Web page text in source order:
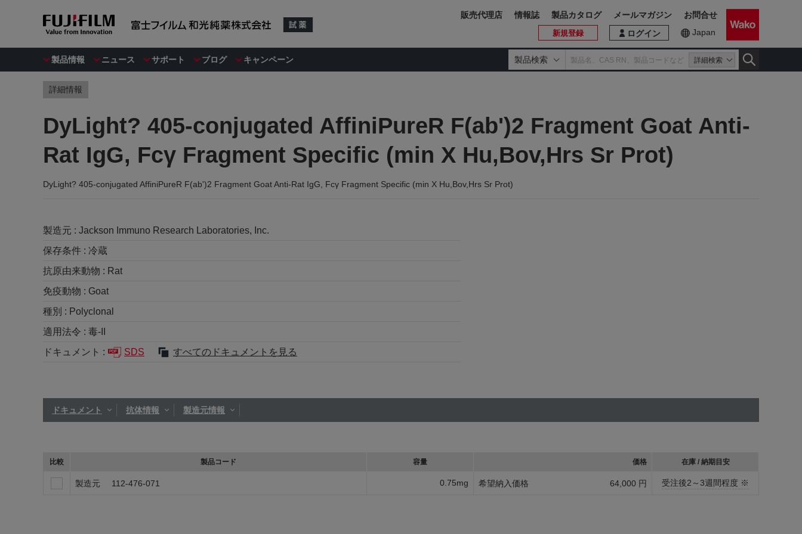
製品情報 ニュース サポート ブログ キャンペーン 製品検索 詳細検索
ログイン
新規登録 Japan
販売代理店 情報誌 製品カタログ メールマガジン お問合せ
詳細情報
DyLight? 405-conjugated AffiniPureR F(ab')2 Fragment Goat Anti-
Rat IgG, Fcγ Fragment Specific (min X Hu,Bov,Hrs Sr Prot)
DyLight? 405-conjugated AffiniPureR F(ab')2 Fragment Goat Anti-Rat IgG, Fcγ Fragment Specific (min X Hu,Bov,Hrs Sr Prot)
製造元 : Jackson Immuno Research Laboratories, Inc.
保存条件 : 冷蔵
抗原由来動物 : Rat
免疫動物 : Goat
種別 : Polyclonal
適用法令 : 毒-II
ドキュメント :
SDS すべてのドキュメントを見る
ドキュメント 抗体情報 製造元情報
比較 製品コード 容量 価格 在庫 / 納期目安
製造元 112-476-071 0.75mg 希望納入価格 64,000 円 受注後2～3週間程度 ※